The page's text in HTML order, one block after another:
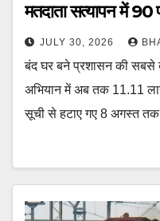
मतदाता सत्यापन में 90
JULY 30, 2026
बंद घर बने प्रशासन की सबसे
अभियान में अब तक 11.11
सूची से हटाए गए 8 अगस्त